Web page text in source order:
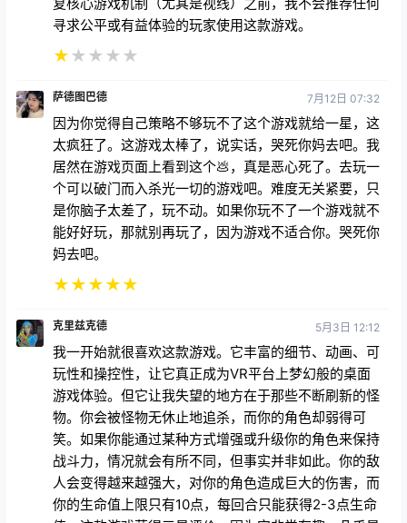
你它被阻挡了。它前后矛盾，坦白说，简直就是破坏游
戏体验，尤其对于一款注重策略、注重定位的游戏来
说。虽然小型独立游戏中的一两个bug我可以忽略，但
陷。当你不断被支离破碎的逻辑和极不公平的敌人遭遇
所蒙蔽时，很难建立任何动力或享受合作体验。
Demeo 或许很棒——但它并非如此。目前，它错失了
许多机会，令人沮丧。在开发者认真重做敌人平衡并修
复核心游戏机制（尤其是视线）之前，我不会推荐任何
寻求公平或有益体验的玩家使用这款游戏。
★★★★★
萨德图巴德
太疯狂了。这游戏太棒了，说实话，哭死你妈去吧。我
居然在游戏页面上看到这个💩，真是恶心死了。去玩一
个可以破门而入杀光一切的游戏吧。难度无关紧要，只
是你脑子太差了，玩不动。如果你玩不了一个游戏就不
能好好玩，那就别再玩了，因为游戏不适合你。哭死你
妈去吧。
★★★ ★★
克里兹克德 5月3日 12:12